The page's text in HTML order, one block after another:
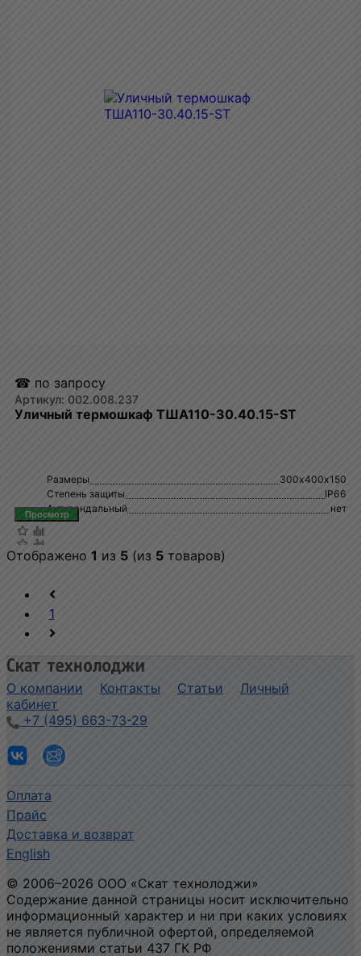
☎ по запросу
002.008.237
Уличный термошкаф ТША110-30.40.15-ST
Размеры
300х400х150
Степень защиты
IP66
Антивандальный
нет
Отображено 1 из 5 (из 5 товаров)
1
О компании Контакты Статьи
Личный
кабинет
+7 (495) 663-73-29
Оплата
Прайс
Доставка и возврат
English
© 2006–2026 ООО «Скат технолоджи»
Содержание данной страницы носит исключительно
информационный характер и ни при каких условиях
не является публичной офертой, определяемой
положениями статьи 437 ГК РФ